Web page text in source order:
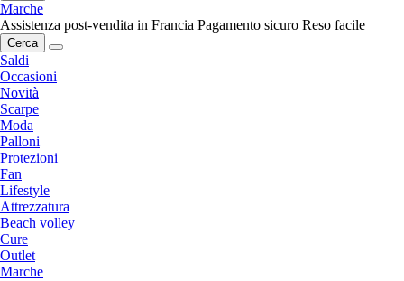
Marche
Assistenza post-vendita in Francia Pagamento sicuro Reso facile
Cerca
Saldi
Occasioni
Novità
Scarpe
Moda
Palloni
Protezioni
Fan
Lifestyle
Attrezzatura
Beach volley
Cure
Outlet
Marche